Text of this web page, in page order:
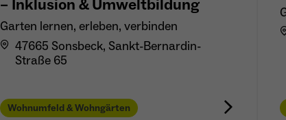
Name _ga_TNS3S6RE8W
Anbieter Google LLC
Zweck
Vergibt eine zufällige, pseudonyme ID, damit erkannt
wird, ob ein Besucher neu oder wiederkehrend ist.
– Inklusion & Umweltbildung
Garten lernen, erleben, verbinden
47665 Sonsbeck, Sankt-Bernardin-
Straße 65
Wohnumfeld & Wohngärten